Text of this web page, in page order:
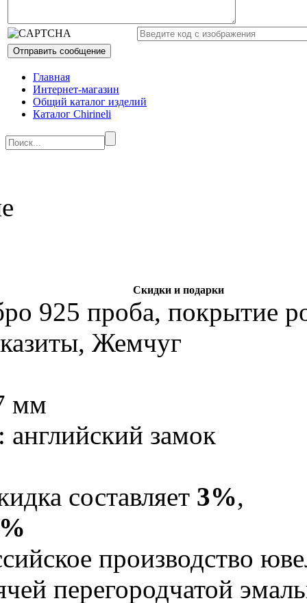
Главная
Интернет-магазин
Общий каталог изделий
Каталог Chirineli
Скидки и подарки
925 проба, покрытие
Жемчуг
мм
английский замок
составляет 3%,
производство
перегородчатой